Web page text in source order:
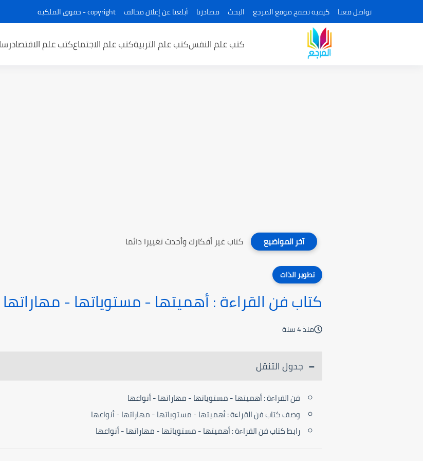
تواصل معنا كيفية تصفح موقع المرجع البحث مصادرنا أبلغنا عن إعلان مخالف copyright - حقوق الملكية
كتب علم النفسكتب علم التربيةكتب علم الاجتماعكتب علم الاقتصاد
آخر المواضيع كتاب غير أفكارك وأحدث تغييرا دائما
تطوير الذات
كتاب فن القراءة : أهميتها - مستوياتها -
منذ 4 سنة
جدول التنقل
فن القراءة : أهميتها - مستوياتها - مهاراتها - أنواعها
وصف كتاب فن القراءة : أهميتها - مستوياتها - مهاراتها - أنواعها
رابط كتاب فن القراءة : أهميتها - مستوياتها - مهاراتها - أنواعها